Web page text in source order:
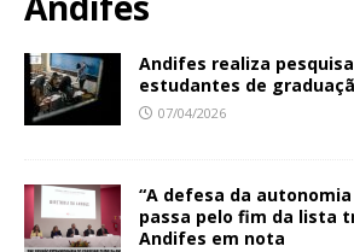
Andifes realiza
estudantes de
07/04/2026
“A defesa da
passa pelo fim da lista
Andifes em nota